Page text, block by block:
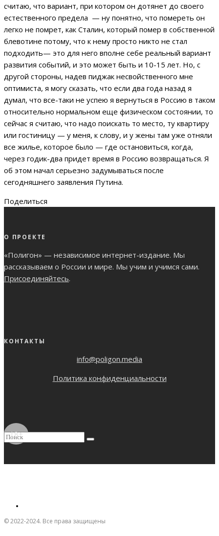
считаю, что вариант, при котором он дотянет до своего
естественного предела — ну понятно, что помереть он
легко не помрет, как Сталин, который помер в собственной
блевотине потому, что к нему просто никто не стал
подходить— это для него вполне себе реальный вариант
развития событий, и это может быть и 10-15 лет. Но, с
другой стороны, надев пиджак несвойственного мне
оптимиста, я могу сказать, что если два года назад я
думал, что все-таки не успею я вернуться в Россию в таком
относительно нормальном еще физическом состоянии, то
сейчас я считаю, что надо поискать то место, ту квартиру
или гостиницу — у меня, к слову, и у жены там уже отняли
все жилье, которое было — где остановиться, когда,
через годик-два придет время в Россию возвращаться. Я
об этом начал серьезно задумываться после
сегодняшнего заявления Путина.
Поделиться
О ПРОЕКТЕ
«Полигон» — независимое интернет-издание. Мы
рассказываем о России и мире. Мы учим и учимся сами.
Присоединяйтесь.
КОНТАКТЫ
info@poligon.media
Политика конфиденциальности
18+
© 2022-2024. Все права защищены